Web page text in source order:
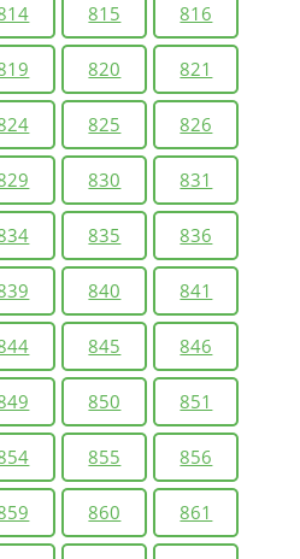
815 816
820 821
825 826
830 831
835 836
840 841
845 846
850 851
855 856
860 861